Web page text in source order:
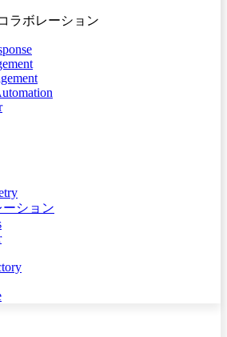
ラボレーション
ション